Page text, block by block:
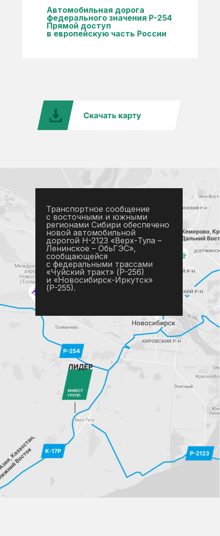
Автомобильная дорога
федерального значения Р-254
Прямой доступ
в европейскую часть России
Транспортное сообщение
с восточными и южными
регионами Сибири обеспечено
новой автомобильной
дорогой Н-2123 «Верх-Тула –
Ленинское – ОбьГЭС»,
сообщающейся
с федеральными трассами
«Чуйский тракт» (Р-256)
и «Новосибирск-Иркутск»
(Р-255).